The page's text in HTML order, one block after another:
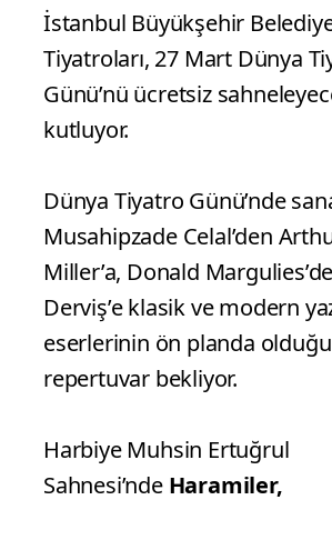
İstanbul Büyükşehir
Tiyatroları, 27 Mart Dünya
Günü’nü ücretsiz
kutluyor.
Dünya Tiyatro Günü’nde
Musahipzade Celal’den
Miller’a, Donald
Derviş’e klasik ve modern
eserlerinin ön planda
repertuvar bekliyor.
Harbiye Muhsin Ertuğrul
Sahnesi’nde Haramiler,